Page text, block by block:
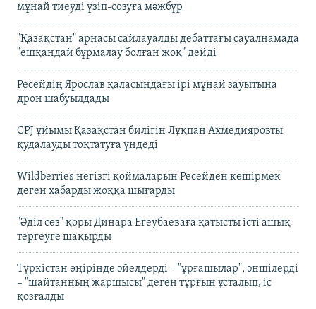
мұнай тиеуді үзіп-созуға мәжбүр
"Қазақстан" арнасы сайлауалды дебаттағы сауалнамада
"ешқандай бұрмалау болған жоқ" дейді
Ресейдің Ярослав қаласындағы ірі мұнай зауытына
дрон шабуылдады
CPJ ұйымы Қазақстан билігін Лұқпан Ахмедияровты
қудалауды тоқтатуға үндеді
Wildberries негізгі қоймаларын Ресейден көшірмек
деген хабарды жоққа шығарды
"Әділ сөз" қоры Динара Егеубаеваға қатысты істі ашық
тергеуге шақырды
Түркістан өңірінде әйелдерді – "ұрғашылар", әншілерді
– "шайтанның жаршысы" деген тұрғын ұсталып, іс
қозғалды